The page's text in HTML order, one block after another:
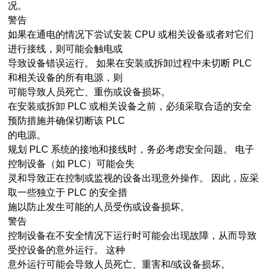
况。
警告
如果在通电的情况下尝试安装 CPU 或相关设备或者对它们
进行接线，则可能会触电或
导致设备错误运行。 如果在安装或拆卸过程中未切断 PLC
和相关设备的所有电源，则
可能导致人员死亡、重伤或设备损坏。
在安装或拆卸 PLC 或相关设备之前，必须采取合适的安全
预防措施并确保切断该 PLC
的电源。
规划 PLC 系统的接地和接线时，务必考虑安全问题。 电子
控制设备（如 PLC）可能会失
灵和导致正在控制或监视的设备出现意外操作。 因此，应采
取一些独立于 PLC 的安全措
施以防止发生可能的人员受伤或设备损坏。
警告
控制设备在不安全情况下运行时可能会出现故障，从而导致
受控设备的意外运行。 这种
意外运行可能会导致人员死亡、重害和/或设备损坏。